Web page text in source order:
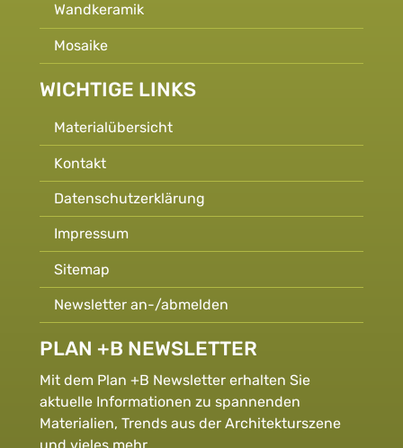
Wandkeramik
Mosaike
WICHTIGE LINKS
Materialübersicht
Kontakt
Datenschutzerklärung
Impressum
Sitemap
Newsletter an-/abmelden
PLAN +B NEWSLETTER
Mit dem Plan +B Newsletter erhalten Sie
aktuelle Informationen zu spannenden
Materialien, Trends aus der Architekturszene